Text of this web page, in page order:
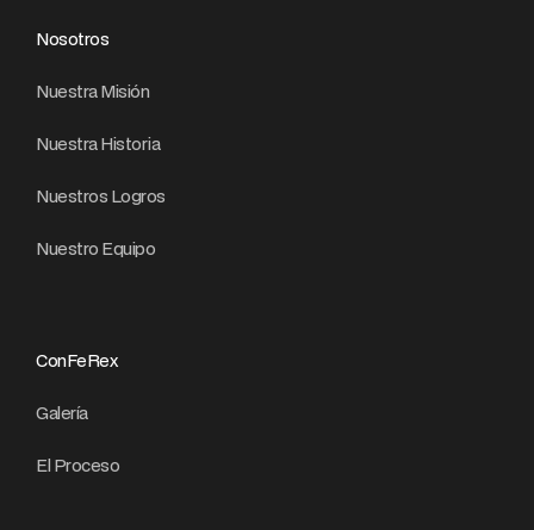
Nosotros
Nuestra Misión
Nuestra Historia
Nuestros Logros
Nuestro Equipo
ConFeRex
Galería
El Proceso